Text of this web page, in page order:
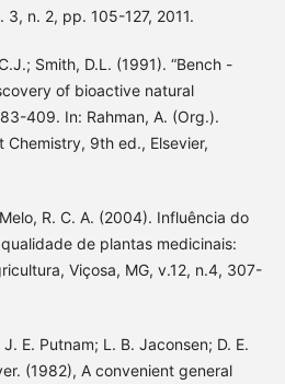
n. 2, pp. 105-127, 2011.
Smith, D.L. (1991). “Bench -
of bioactive natural
409. In: Rahman, A. (Org.).
9th ed., Elsevier,
R. C. A. (2004). Influência do
de plantas medicinais:
Viçosa, MG, v.12, n.4, 307-
E. Putnam; L. B. Jaconsen; D. E.
(1982), A convenient general